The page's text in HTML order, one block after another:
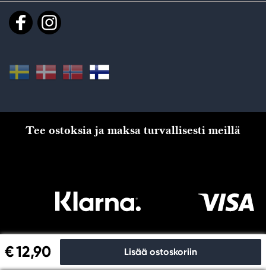
€ 12,90 Lisää ostoskoriin
Tee ostoksia ja maksa turvallisesti meillä